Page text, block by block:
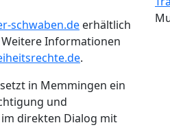
schwaben.de erhältlich
Weitere Informationen
.
in Memmingen ein
und
direkten Dialog mit